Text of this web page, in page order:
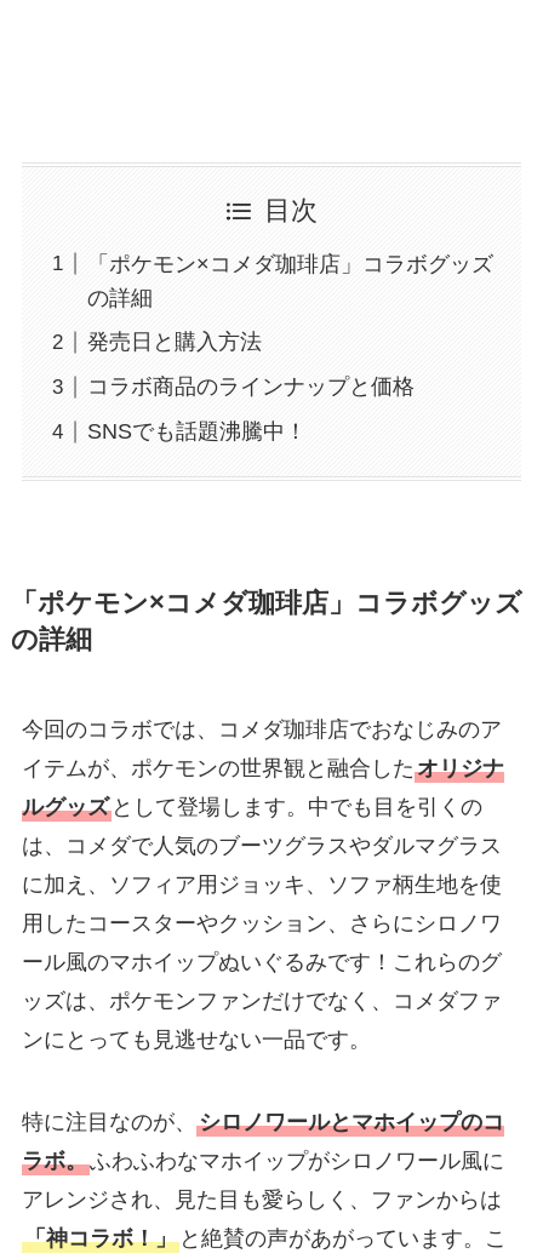
目次
「ポケモン×コメダ珈琲店」コラボグッズ
の詳細
発売日と購入方法
コラボ商品のラインナップと価格
SNSでも話題沸騰中！
「ポケモン×コメダ珈琲店」コラボグッズ
の詳細
今回のコラボでは、コメダ珈琲店でおなじみのア
イテムが、ポケモンの世界観と融合したオリジナ
ルグッズとして登場します。中でも目を引くの
は、コメダで人気のブーツグラスやダルマグラス
に加え、ソフィア用ジョッキ、ソファ柄生地を使
用したコースターやクッション、さらにシロノワ
ール風のマホイップぬいぐるみです！これらのグ
ッズは、ポケモンファンだけでなく、コメダファ
ンにとっても見逃せない一品です。
特に注目なのが、 シロノワールとマホイップのコ
ラボ。ふわふわなマホイップがシロノワール風に
アレンジされ、見た目も愛らしく、ファンからは
「神コラボ！」と絶賛の声があがっています。こ